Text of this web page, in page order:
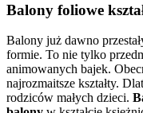
Balony foliowe
Balony już dawno
formie. To nie tylko
animowanych bajek.
najrozmaitsze kształty.
rodziców małych dzieci.